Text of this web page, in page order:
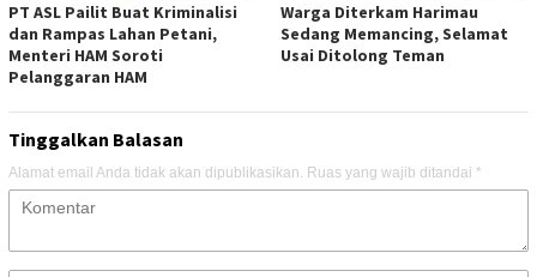
PT ASL Pailit Buat Kriminalisi
dan Rampas Lahan Petani,
Menteri HAM Soroti
Pelanggaran HAM
Warga Diterkam Harimau
Sedang Memancing, Selamat
Usai Ditolong Teman
Tinggalkan Balasan
Alamat email Anda tidak akan dipublikasikan. Ruas yang wajib ditandai *